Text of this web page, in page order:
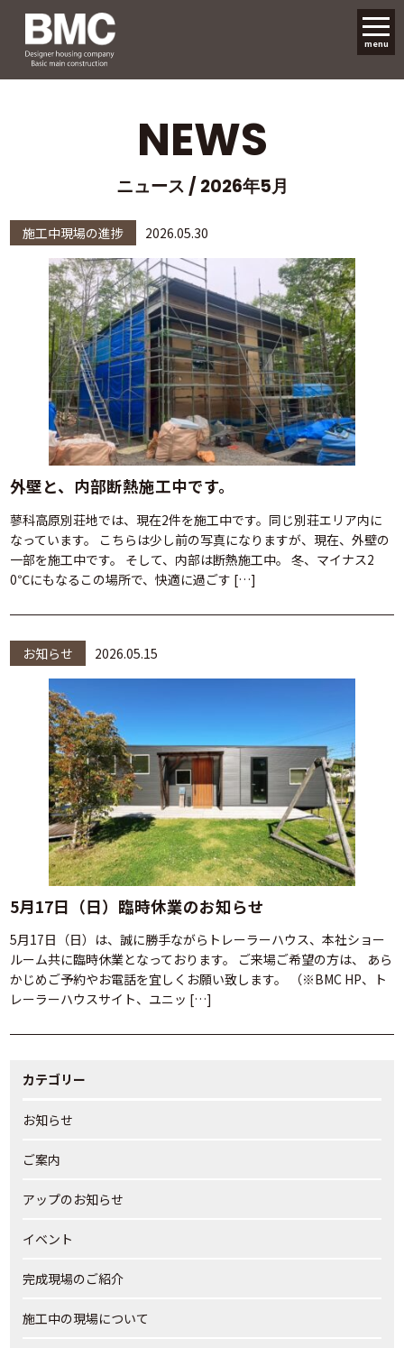
menu
NEWS
ニュース / 2026年5月
施工中現場の進捗 2026.05.30
外壁と、内部断熱施工中です。
蓼科高原別荘地では、現在2件を施工中です。同じ別荘エリア内に
なっています。 こちらは少し前の写真になりますが、現在、外壁の
一部を施工中です。 そして、内部は断熱施工中。 冬、マイナス2
0℃にもなるこの場所で、快適に過ごす […]
お知らせ 2026.05.15
5月17日（日）臨時休業のお知らせ
5月17日（日）は、誠に勝手ながらトレーラーハウス、本社ショー
ルーム共に臨時休業となっております。 ご来場ご希望の方は、 あら
かじめご予約やお電話を宜しくお願い致します。 （※BMC HP、ト
レーラーハウスサイト、ユニッ […]
カテゴリー
お知らせ
ご案内
アップのお知らせ
イベント
完成現場のご紹介
施工中の現場について